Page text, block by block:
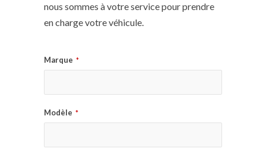
nous sommes à votre service pour prendre
en charge votre véhicule.
Marque *
Modèle *